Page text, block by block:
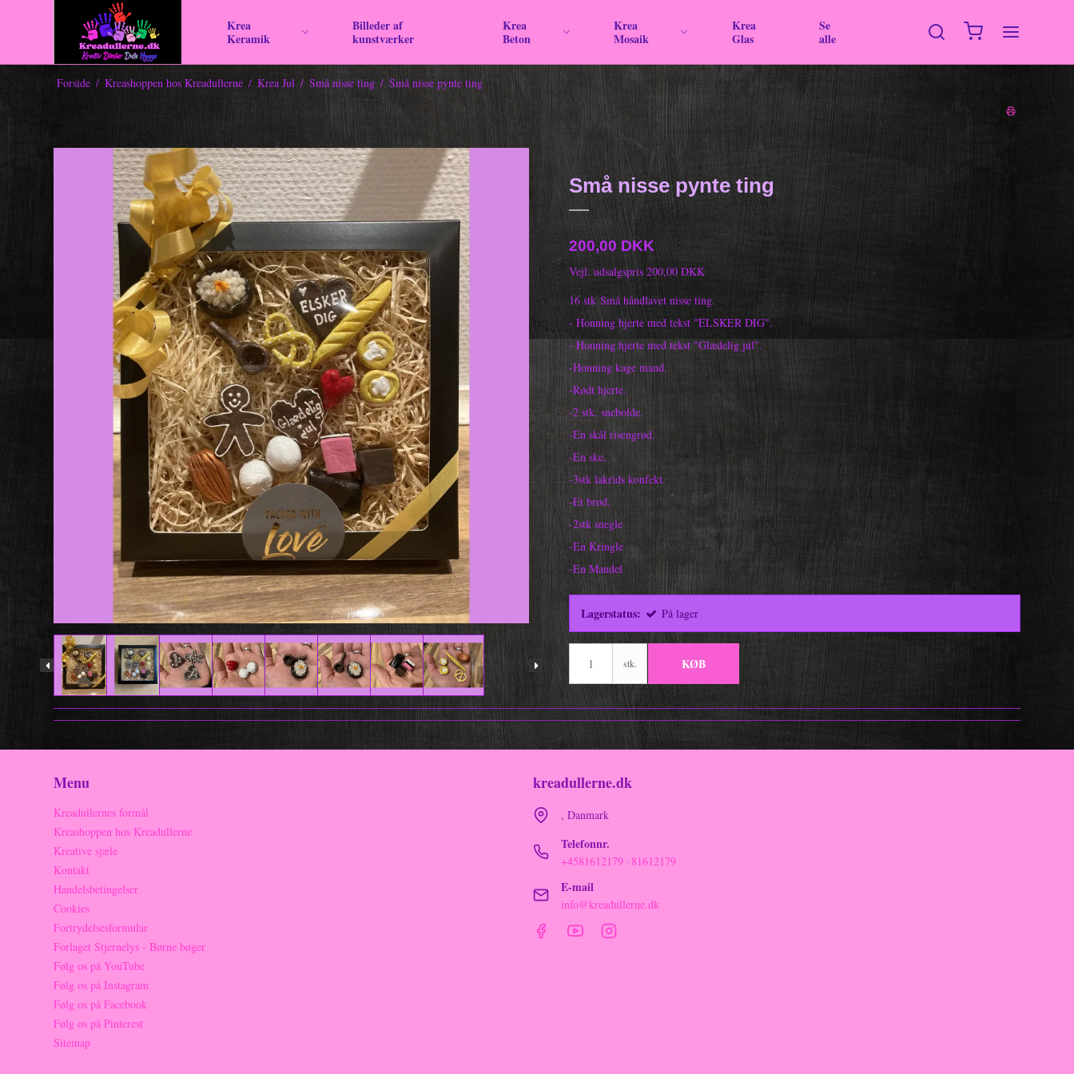
Krea
Keramik
Mini mandler
Kæmpe mandler
Billeder af
kunstværker
Krea
Beton
Krea
Mosaik
Krea
Glas
Se
alle
Forside / Kreashoppen hos Kreadullerne / Krea Jul / Små nisse ting / Små nisse pynte ting
Små nisse pynte ting
200,00 DKK
Vejl. udsalgspris 200,00 DKK
16 stk Små håndlavet nisse ting.
- Honning hjerte med tekst "ELSKER DIG".
- Honning hjerte med tekst "Glædelig jul".
-Honning kage mand.
-Rødt hjerte.
-2 stk. snebolde.
-En skål risengrød.
-En ske.
-3stk lakrids konfekt.
-Et brød.
-2stk snegle
-En Kringle
-En Mandel
Lagerstatus: På lager
stk. KØB
Menu
Kreadullernes formål
Kreashoppen hos Kreadullerne
Kreative sjæle
Kontakt
Handelsbetingelser
Cookies
Fortrydelsesformular
Forlaget Stjernelys - Børne bøger
Følg os på YouTube
Følg os på Instagram
Følg os på Facebook
Følg os på Pinterest
Sitemap
kreadullerne.dk
, Danmark
Telefonnr.
+4581612179 / 81612179
E-mail
info@kreadullerne.dk